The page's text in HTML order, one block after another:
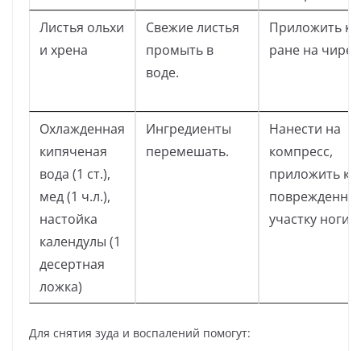
Листья ольхи
и хрена
Свежие листья
промыть в
воде.
Приложить к
ране на чирее
Охлажденная
кипяченая
вода (1 ст.),
мед (1 ч.л.),
настойка
календулы (1
десертная
ложка)
Ингредиенты
перемешать.
Нанести на
компресс,
приложить к
участку ноги.
Для снятия зуда и воспалений помогут: